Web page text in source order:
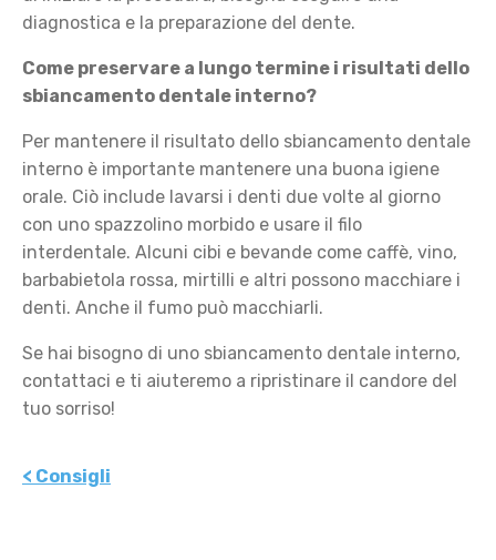
diagnostica e la preparazione del dente.
Come preservare a lungo termine i risultati dello
sbiancamento dentale interno?
Per mantenere il risultato dello sbiancamento dentale
interno è importante mantenere una buona igiene
orale. Ciò include lavarsi i denti due volte al giorno
con uno spazzolino morbido e usare il filo
interdentale. Alcuni cibi e bevande come caffè, vino,
barbabietola rossa, mirtilli e altri possono macchiare i
denti. Anche il fumo può macchiarli.
Se hai bisogno di uno sbiancamento dentale interno,
contattaci e ti aiuteremo a ripristinare il candore del
tuo sorriso!
< Consigli